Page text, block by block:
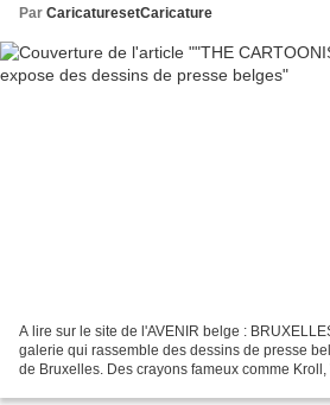
Par CaricaturesetCaricature
A lire sur le site de l'AVENIR belge :
galerie qui rassemble des dessins de presse
de Bruxelles. Des crayons fameux comme